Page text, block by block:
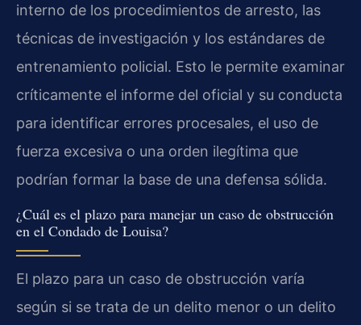
interno de los procedimientos de arresto, las
técnicas de investigación y los estándares de
entrenamiento policial. Esto le permite examinar
críticamente el informe del oficial y su conducta
para identificar errores procesales, el uso de
fuerza excesiva o una orden ilegítima que
podrían formar la base de una defensa sólida.
¿Cuál es el plazo para manejar un caso de obstrucción
en el Condado de Louisa?
El plazo para un caso de obstrucción varía
según si se trata de un delito menor o un delito